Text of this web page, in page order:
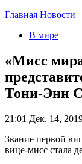
Главная Новости
В мире
«Мисс
Тони-Энн
21:01 Дек. 14,
Звание первой
вице-мисс стала